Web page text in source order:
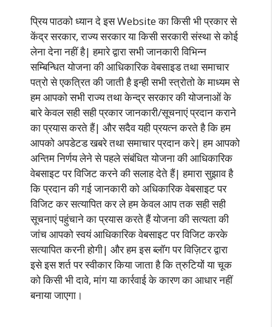
प्रिय पाठको ध्यान दे इस Website का किसी भी प्रकार से
केंद्र सरकार, राज्य सरकार या किसी सरकारी संस्था से कोई
लेना देना नहीं है| हमारे द्वारा सभी जानकारी विभिन्न
सम्बिन्धित योजना की आधिकारिक वेबसाइड तथा समाचार
पत्रो से एकत्रित की जाती है इन्ही सभी स्त्रोतो के माध्यम से
हम आपको सभी राज्य तथा केन्द्र सरकार की योजनाओं के
बारे केवल सही सही प्रकार जानकारी/सूचनाएं प्रदान कराने
का प्रयास करते हैं| और सदैव यही प्रयत्न करते है कि हम
आपको अपडेटड खबरे तथा समाचार प्रदान करे| हम आपको
अन्तिम निर्णय लेने से पहले संबंधित योजना की आधिकारिक
वेबसाइट पर विजिट करने की सलाह देते हैं| हमारा सुझाव है
कि प्रदान की गई जानकारी को अधिकारिक वेबसाइट पर
विजिट कर सत्यापित कर ले हम केवल आप तक सही सही
सूचनाएं पहुंचाने का प्रयास करते हैं योजना की सत्यता की
जांच आपको स्वयं आधिकारिक वेबसाइट पर विजिट करके
सत्यापित करनी होगी| और हम इस ब्लॉग पर विज़िटर द्वारा
इसे इस शर्त पर स्वीकार किया जाता है कि त्रुटियों या चूक
को किसी भी दावे, मांग या कार्रवाई के कारण का आधार नहीं
बनाया जाएगा।